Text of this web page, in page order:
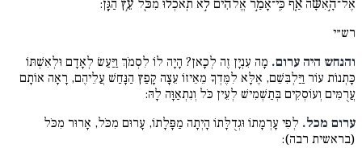
אֶל־הָ֣אִשָּׁ֔ה אַ֚ף כִּֽי־אָמַ֣ר אֱלֹהִ֔ים לֹ֣א תֹֽאכְל֔וּ מִכֹּ֖ל עֵ֥ץ הַגָּֽן:
רש״י
והנחש היה ערום. מָה עִנְיָן זֶה לְכָאן? הָיָה לוֹ לִסְמֹךְ וַיַּעַשׂ לְאָדָם וּלְאִשְׁתּוֹ
כָּתְנוֹת עוֹר וַיַּלְבִּשֵׁם, אֶלָּא לִמֶּדְךָ מֵאֵיזוֹ עֵצָה קָפַץ הַנָּחַשׁ עֲלֵיהֶם, רָאָה אוֹתָם
עֲרֻמִּים וְעוֹסְקִים בְּתַשְׁמִישׁ לְעֵין כֹּל וְנִתְאַוָּה לָהּ:
ערום מכל. לְפִי עָרְמָתוֹ וּגְדֻלָּתוֹ הָיְתָה מַפָּלָתוֹ, עָרוּם מִכֹּל, אָרוּר מִכֹּל
(בראשית רבה):